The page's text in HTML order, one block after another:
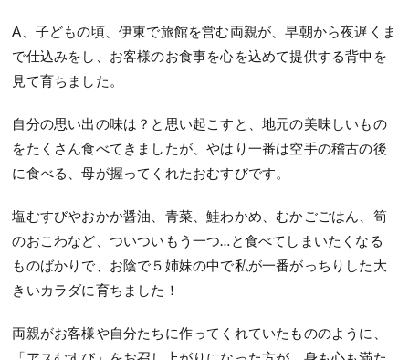
A、子どもの頃、伊東で旅館を営む両親が、早朝から夜遅くま
で仕込みをし、お客様のお食事を心を込めて提供する背中を
見て育ちました。
自分の思い出の味は？と思い起こすと、地元の美味しいもの
をたくさん食べてきましたが、やはり一番は空手の稽古の後
に食べる、母が握ってくれたおむすびです。
塩むすびやおかか醤油、青菜、鮭わかめ、むかごごはん、筍
のおこわなど、ついついもう一つ…と食べてしまいたくなる
ものばかりで、お陰で５姉妹の中で私が一番がっちりした大
きいカラダに育ちました！
両親がお客様や自分たちに作ってくれていたもののように、